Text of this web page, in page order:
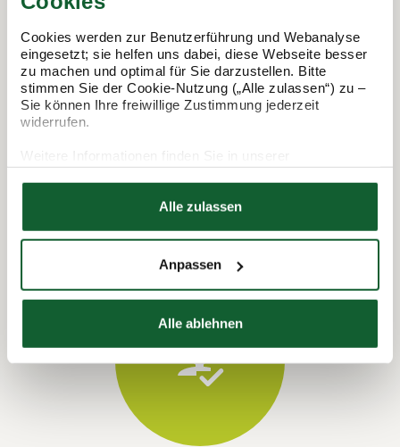
Cookies werden zur Benutzerführung und Webanalyse
eingesetzt; sie helfen uns dabei, diese Webseite besser
zu machen und optimal für Sie darzustellen. Bitte
stimmen Sie der Cookie-Nutzung („Alle zulassen“) zu –
Sie können Ihre freiwillige Zustimmung jederzeit
widerrufen.
Datenschutzerklärung
Hier finden Sie unser
Alle zulassen
Anpassen
Alle ablehnen